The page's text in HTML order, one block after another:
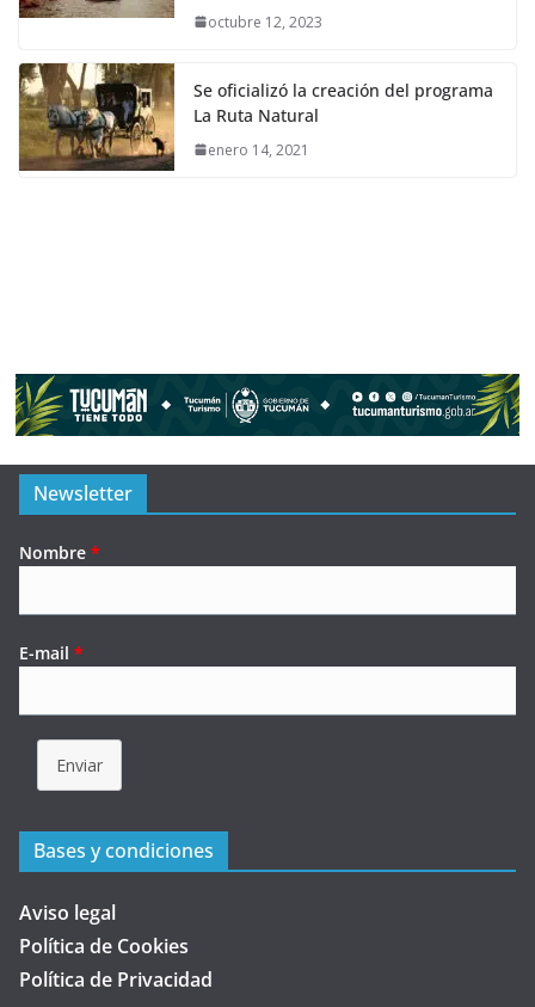
octubre 12, 2023
Se oficializó la creación del programa
La Ruta Natural
enero 14, 2021
Newsletter
Nombre *
E-mail *
Enviar
Bases y condiciones
Aviso legal
Política de Cookies
Política de Privacidad